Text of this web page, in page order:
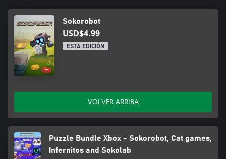
Sokorobot
USD$4.99
ESTA EDICIÓN
VOLVER ARRIBA
Puzzle Bundle Xbox - Sokorobot, Cat games,
Infernitos and Sokolab